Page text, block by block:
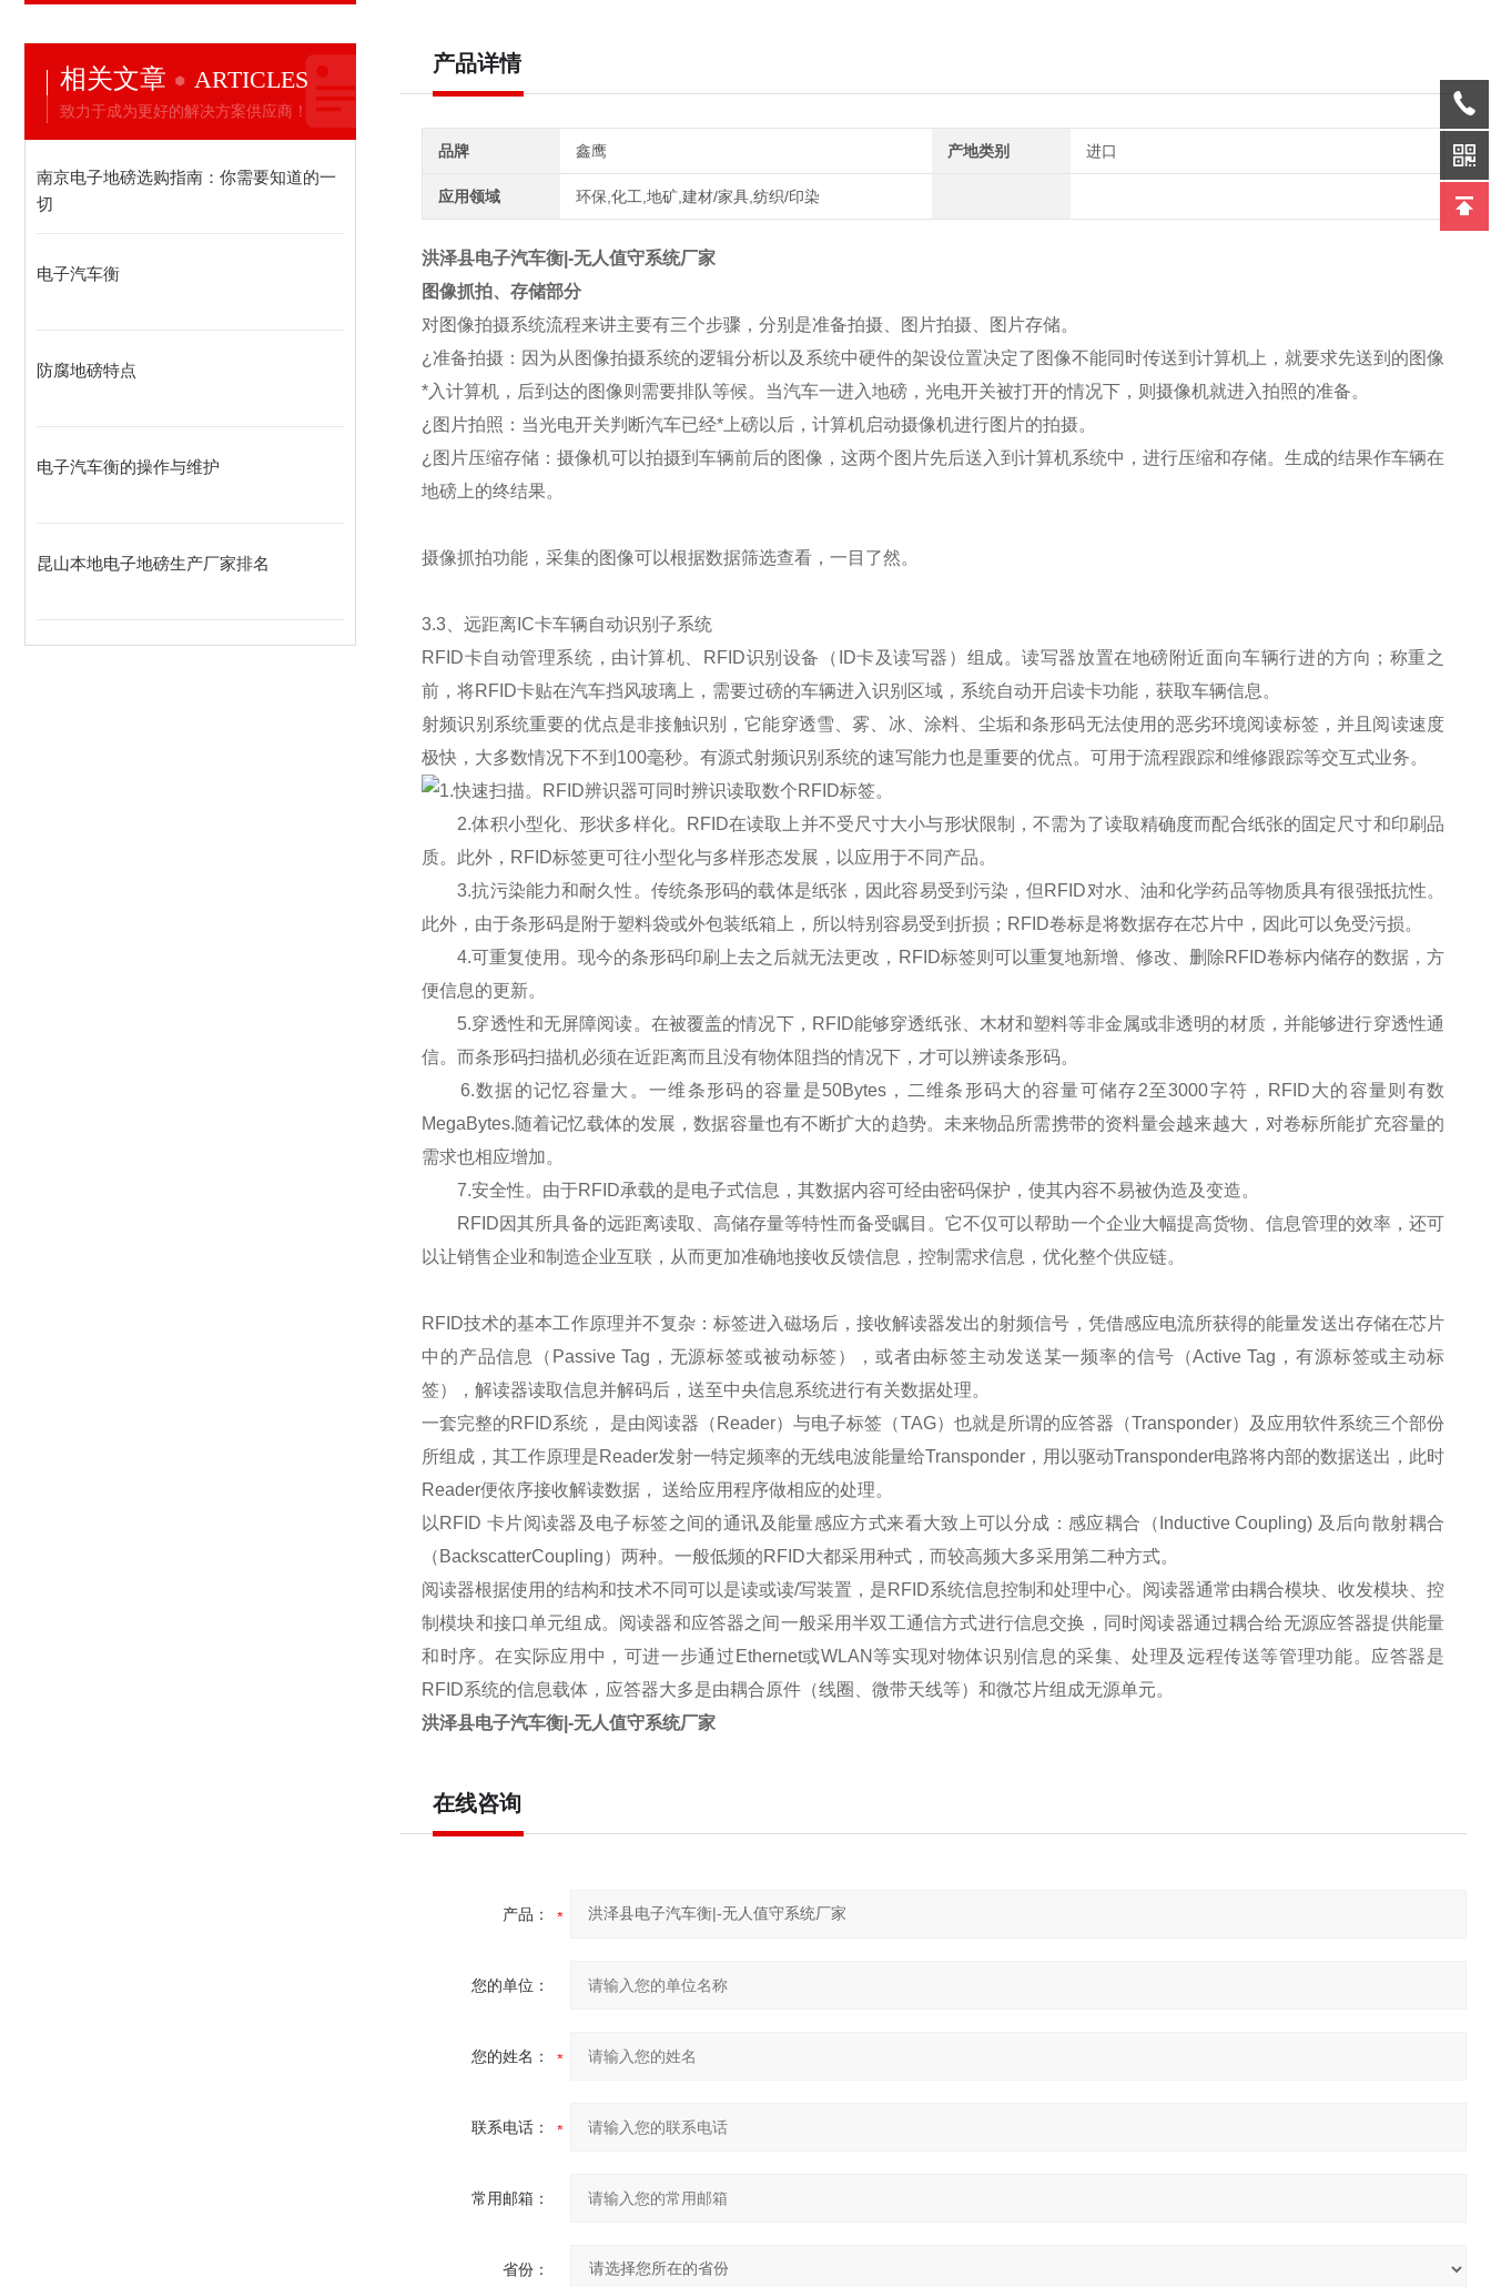
相关文章 ARTICLES
致力于成为更好的解决方案供应商！
南京电子地磅选购指南：你需要知道的一
切
电子汽车衡
防腐地磅特点
电子汽车衡的操作与维护
昆山本地电子地磅生产厂家排名
产品详情
品牌 鑫鹰 产地类别 进口
应用领域 环保,化工,地矿,建材/家具,纺织/印染
洪泽县电子汽车衡|-无人值守系统厂家
图像抓拍、存储部分
对图像拍摄系统流程来讲主要有三个步骤，分别是准备拍摄、图片拍摄、图片存储。
¿ 准备拍摄：因为从图像拍摄系统的逻辑分析以及系统中硬件的架设位置决定了图像不能同时传送到计算机上，就要求先送到的图像
*入计算机，后到达的图像则需要排队等候。当汽车一进入地磅，光电开关被打开的情况下，则摄像机就进入拍照的准备。
¿ 图片拍照：当光电开关判断汽车已经*上磅以后，计算机启动摄像机进行图片的拍摄。
¿ 图片压缩存储：摄像机可以拍摄到车辆前后的图像，这两个图片先后送入到计算机系统中，进行压缩和存储。生成的结果作车辆在
地磅上的终结果。
摄像抓拍功能，采集的图像可以根据数据筛选查看，一目了然。
3.3 、远距离IC卡车辆自动识别子系统
RFID卡自动管理系统，由计算机、RFID识别设备（ID卡及读写器）组成。读写器放置在地磅附近面向车辆行进的方向；称重之
前，将RFID卡贴在汽车挡风玻璃上，需要过磅的车辆进入识别区域，系统自动开启读卡功能，获取车辆信息。
射频识别系统重要的优点是非接触识别，它能穿透雪、雾、冰、涂料、尘垢和条形码无法使用的恶劣环境阅读标签，并且阅读速度
极快，大多数情况下不到100毫秒。有源式射频识别系统的速写能力也是重要的优点。可用于流程跟踪和维修跟踪等交互式业务。
1.快速扫描。RFID辨识器可同时辨识读取数个RFID标签。
2.体积小型化、形状多样化。RFID在读取上并不受尺寸大小与形状限制，不需为了读取精确度而配合纸张的固定尺寸和印刷品
质。此外，RFID标签更可往小型化与多样形态发展，以应用于不同产品。
3.抗污染能力和耐久性。传统条形码的载体是纸张，因此容易受到污染，但RFID对水、油和化学药品等物质具有很强抵抗性。
此外，由于条形码是附于塑料袋或外包装纸箱上，所以特别容易受到折损；RFID卷标是将数据存在芯片中，因此可以免受污损。
4.可重复使用。现今的条形码印刷上去之后就无法更改，RFID标签则可以重复地新增、修改、删除RFID卷标内储存的数据，方
便信息的更新。
5.穿透性和无屏障阅读。在被覆盖的情况下，RFID能够穿透纸张、木材和塑料等非金属或非透明的材质，并能够进行穿透性通
信。而条形码扫描机必须在近距离而且没有物体阻挡的情况下，才可以辨读条形码。
6.数据的记忆容量大。一维条形码的容量是50Bytes，二维条形码大的容量可储存2至3000字符，RFID大的容量则有数
MegaBytes.随着记忆载体的发展，数据容量也有不断扩大的趋势。未来物品所需携带的资料量会越来越大，对卷标所能扩充容量的
需求也相应增加。
7.安全性。由于RFID承载的是电子式信息，其数据内容可经由密码保护，使其内容不易被伪造及变造。
RFID因其所具备的远距离读取、高储存量等特性而备受瞩目。它不仅可以帮助一个企业大幅提高货物、信息管理的效率，还可
以让销售企业和制造企业互联，从而更加准确地接收反馈信息，控制需求信息，优化整个供应链。
RFID技术的基本工作原理并不复杂：标签进入磁场后，接收解读器发出的射频信号，凭借感应电流所获得的能量发送出存储在芯片
中的产品信息（Passive Tag，无源标签或被动标签），或者由标签主动发送某一频率的信号（Active Tag，有源标签或主动标
签），解读器读取信息并解码后，送至中央信息系统进行有关数据处理。
一套完整的RFID系统， 是由阅读器（Reader）与电子标签（TAG）也就是所谓的应答器（Transponder）及应用软件系统三个部份
所组成，其工作原理是Reader发射一特定频率的无线电波能量给Transponder，用以驱动Transponder电路将内部的数据送出，此时
Reader便依序接收解读数据， 送给应用程序做相应的处理。
以RFID 卡片阅读器及电子标签之间的通讯及能量感应方式来看大致上可以分成：感应耦合（Inductive Coupling) 及后向散射耦合
（BackscatterCoupling）两种。一般低频的RFID大都采用种式，而较高频大多采用第二种方式。
阅读器根据使用的结构和技术不同可以是读或读/写装置，是RFID系统信息控制和处理中心。阅读器通常由耦合模块、收发模块、控
制模块和接口单元组成。阅读器和应答器之间一般采用半双工通信方式进行信息交换，同时阅读器通过耦合给无源应答器提供能量
和时序。在实际应用中，可进一步通过Ethernet或WLAN等实现对物体识别信息的采集、处理及远程传送等管理功能。应答器是
RFID系统的信息载体，应答器大多是由耦合原件（线圈、微带天线等）和微芯片组成无源单元。
洪泽县电子汽车衡|-无人值守系统厂家
在线咨询
产品：
您的单位：
您的姓名：
联系电话：
常用邮箱：
省份：